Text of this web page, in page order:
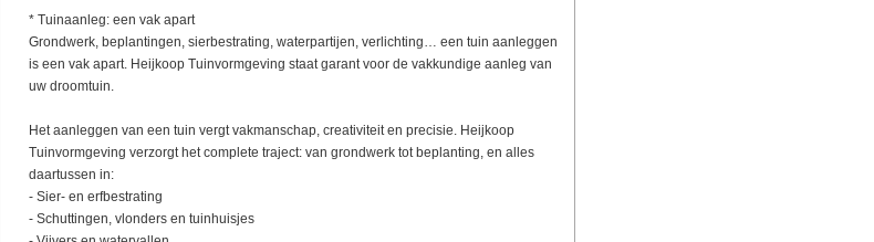
* Tuinaanleg: een vak apart
Grondwerk, beplantingen, sierbestrating, waterpartijen, verlichting… een tuin aanleggen
is een vak apart. Heijkoop Tuinvormgeving staat garant voor de vakkundige aanleg van
uw droomtuin.
Het aanleggen van een tuin vergt vakmanschap, creativiteit en precisie. Heijkoop
Tuinvormgeving verzorgt het complete traject: van grondwerk tot beplanting, en alles
daartussen in:
- Sier- en erfbestrating
- Schuttingen, vlonders en tuinhuisjes